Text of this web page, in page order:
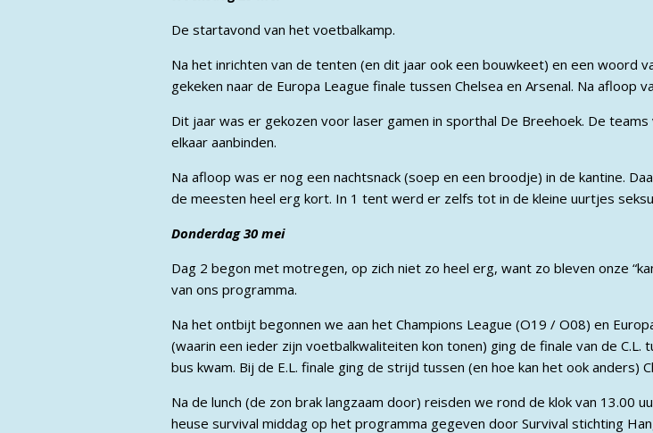
De startavond van het voetbalkamp.
Na het inrichten van de tenten (en dit jaar ook een bouwkeet) en een woord
gekeken naar de Europa League finale tussen Chelsea en Arsenal. Na
Dit jaar was er gekozen voor laser gamen in sporthal De Breehoek. De
elkaar aanbinden.
Na afloop was er nog een nachtsnack (soep en een broodje) in de kantine.
de meesten heel erg kort. In 1 tent werd er zelfs tot in de kleine uurtjes
Donderdag 30 mei
Dag 2 begon met motregen, op zich niet zo heel erg, want zo bleven onze
van ons programma.
Na het ontbijt begonnen we aan het Champions League (O19 / O08) en
(waarin een ieder zijn voetbalkwaliteiten kon tonen) ging de finale van de
bus kwam. Bij de E.L. finale ging de strijd tussen (en hoe kan het ook anders)
Na de lunch (de zon brak langzaam door) reisden we rond de klok van 13.00
heuse survival middag op het programma gegeven door Survival stichting